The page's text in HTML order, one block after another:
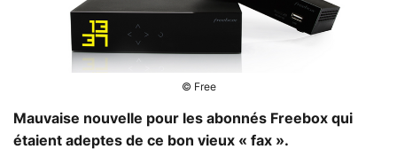
© Free
Mauvaise nouvelle pour les abonnés Freebox qui
étaient adeptes de ce bon vieux « fax ».